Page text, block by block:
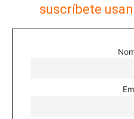
suscríbete